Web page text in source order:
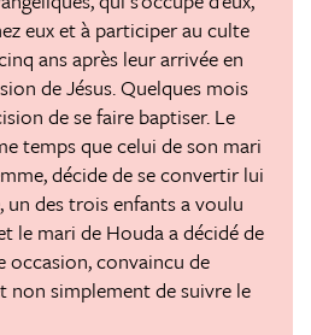
eux et à participer au culte
ans après leur arrivée en
de Jésus. Quelques mois
de se faire baptiser. Le
temps que celui de son mari
décide de se convertir lui
un des trois enfants a voulu
le mari de Houda a décidé de
occasion, convaincu de
simplement de suivre le